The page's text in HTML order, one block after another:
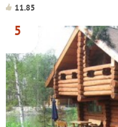
стандарт или...
11.85
5